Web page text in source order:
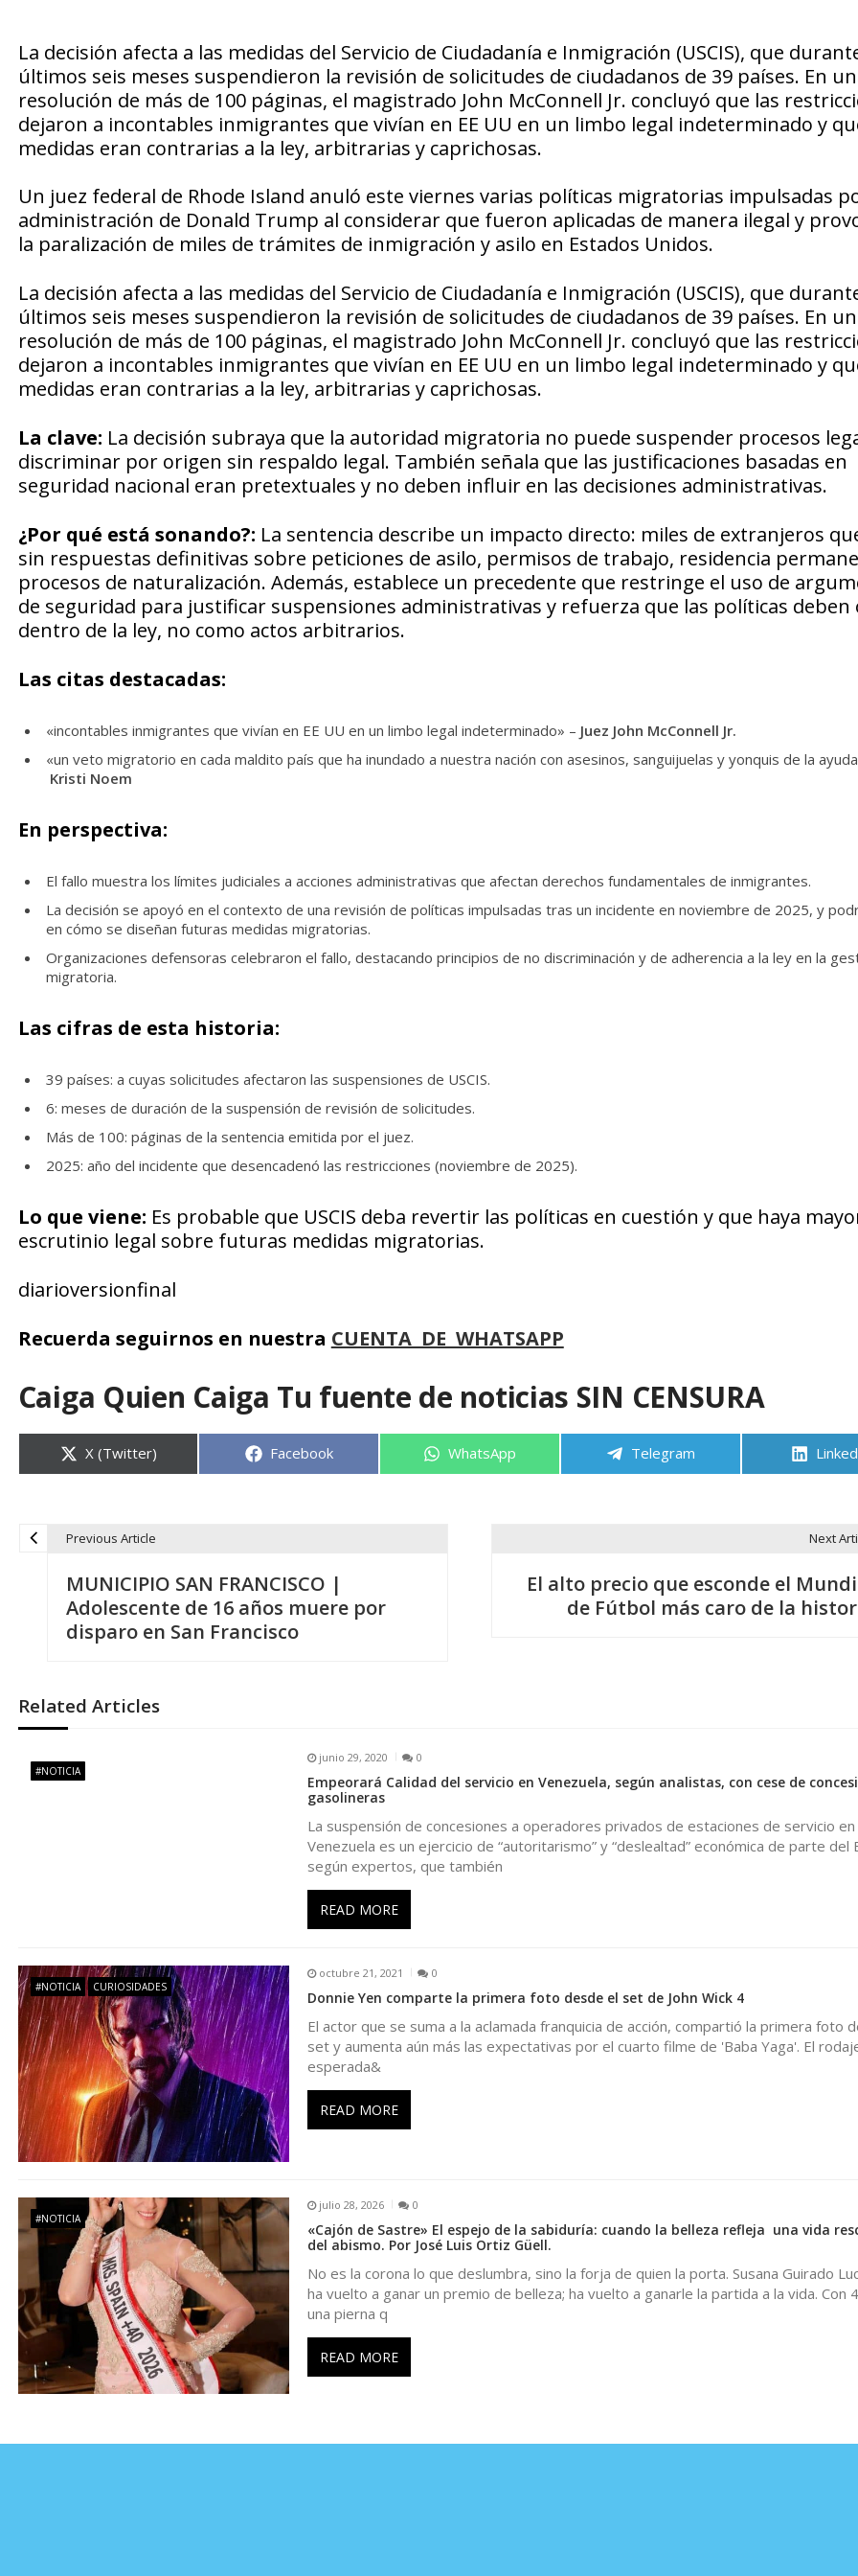
La decisión afecta a las medidas del Servicio de Ciudadanía e Inmigración (USCIS), que
últimos seis meses suspendieron la revisión de solicitudes de ciudadanos de 39 países. En
resolución de más de 100 páginas, el magistrado John McConnell Jr. concluyó que las
dejaron a incontables inmigrantes que vivían en EE UU en un limbo legal indeterminado y
medidas eran contrarias a la ley, arbitrarias y caprichosas.
Un juez federal de Rhode Island anuló este viernes varias políticas migratorias impulsadas
administración de Donald Trump al considerar que fueron aplicadas de manera ilegal y
la paralización de miles de trámites de inmigración y asilo en Estados Unidos.
La decisión afecta a las medidas del Servicio de Ciudadanía e Inmigración (USCIS), que
últimos seis meses suspendieron la revisión de solicitudes de ciudadanos de 39 países. En
resolución de más de 100 páginas, el magistrado John McConnell Jr. concluyó que las
dejaron a incontables inmigrantes que vivían en EE UU en un limbo legal indeterminado y
medidas eran contrarias a la ley, arbitrarias y caprichosas.
La clave: La decisión subraya que la autoridad migratoria no puede suspender procesos
discriminar por origen sin respaldo legal. También señala que las justificaciones basadas en
seguridad nacional eran pretextuales y no deben influir en las decisiones administrativas.
¿Por qué está sonando?: La sentencia describe un impacto directo: miles de extranjeros
sin respuestas definitivas sobre peticiones de asilo, permisos de trabajo, residencia
procesos de naturalización. Además, establece un precedente que restringe el uso de
de seguridad para justificar suspensiones administrativas y refuerza que las políticas deben
dentro de la ley, no como actos arbitrarios.
Las citas destacadas:
«incontables inmigrantes que vivían en EE UU en un limbo legal indeterminado» – Juez John McConnell Jr.
«un veto migratorio en cada maldito país que ha inundado a nuestra nación con asesinos, sanguijuelas y yonquis de la
Kristi Noem
En perspectiva:
El fallo muestra los límites judiciales a acciones administrativas que afectan derechos fundamentales de inmigrantes.
La decisión se apoyó en el contexto de una revisión de políticas impulsadas tras un incidente en noviembre de 2025, y
en cómo se diseñan futuras medidas migratorias.
Organizaciones defensoras celebraron el fallo, destacando principios de no discriminación y de adherencia a la ley en la
migratoria.
Las cifras de esta historia:
39 países: a cuyas solicitudes afectaron las suspensiones de USCIS.
6: meses de duración de la suspensión de revisión de solicitudes.
Más de 100: páginas de la sentencia emitida por el juez.
2025: año del incidente que desencadenó las restricciones (noviembre de 2025).
Lo que viene: Es probable que USCIS deba revertir las políticas en cuestión y que haya
escrutinio legal sobre futuras medidas migratorias.
diarioversionfinal
Recuerda seguirnos en nuestra CUENTA DE WHATSAPP
Caiga Quien Caiga Tu fuente de noticias SIN CENSURA
Compartir
en
X (Twitter) Compartir
Facebook Compartir
WhatsApp Compartir
Telegram
e
g
n
d
e
e
n
t
r
a
d
Previous Article
MUNICIPIO SAN FRANCISCO |
Adolescente de 16 años muere por
disparo en San Francisco
Next
El alto precio que esconde el
de Fútbol más caro de la
Related Articles
#NOTICIA
junio 29, 2020 0
Empeorará Calidad del servicio en Venezuela, según analistas, con cese de
gasolineras
La suspensión de concesiones a operadores privados de estaciones de servicio en
Venezuela es un ejercicio de “autoritarismo” y “deslealtad” económica de parte del
según expertos, que también
READ MORE
#NOTICIA CURIOSIDADES
octubre 21, 2021 0
Donnie Yen comparte la primera foto desde el set de John Wick 4
El actor que se suma a la aclamada franquicia de acción, compartió la primera foto
set y aumenta aún más las expectativas por el cuarto filme de 'Baba Yaga'. El
esperada&
READ MORE
#NOTICIA
julio 28, 2026 0
«Cajón de Sastre» El espejo de la sabiduría: cuando la belleza refleja una vida
del abismo. Por José Luis Ortiz Güell.
No es la corona lo que deslumbra, sino la forja de quien la porta. Susana Guirado
ha vuelto a ganar un premio de belleza; ha vuelto a ganarle la partida a la vida. Con
una pierna q
READ MORE